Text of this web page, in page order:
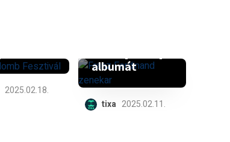
2025.02.18.
albumát
tixa 2025.02.11.